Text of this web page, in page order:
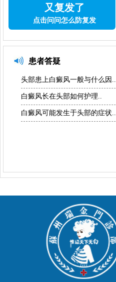
又复发了
点击问问怎么防复发
患者答疑
头部患上白癜风一般与什么因..
白癜风长在头部如何护理..
白癜风可能发生于头部的症状..